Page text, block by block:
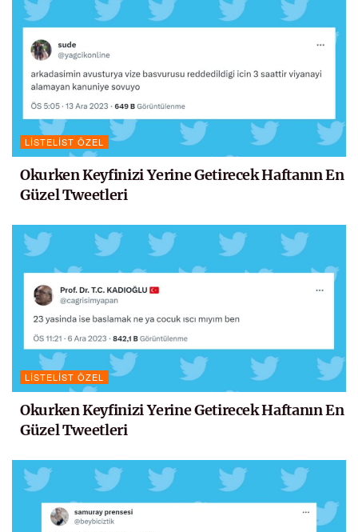
LISTELIST ÖZEL
Okurken Keyfinizi Yerine Getirecek Haftanın En
Güzel Tweetleri
LISTELIST ÖZEL
Okurken Keyfinizi Yerine Getirecek Haftanın En
Güzel Tweetleri